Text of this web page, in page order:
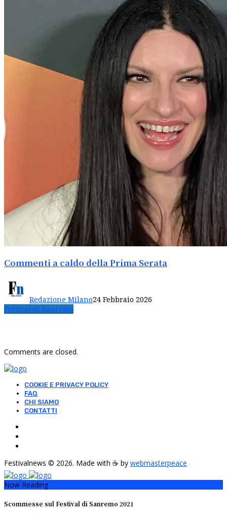
Commenti a caldo della Prima Serata
Redazione Milano24 Febbraio 2026
Festival di Sanremo
Comments are closed.
COOKIE E PRIVACY POLICY
FAQ
CHI SIAMO
CONTATTI
Festivalnews © 2026. Made with ☕ by webmasterpeace
Now Reading
Scommesse sul Festival di Sanremo 2021